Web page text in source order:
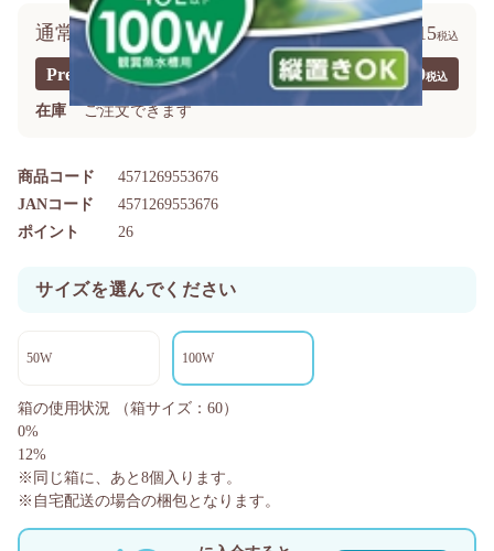
Premium40価格 ? ￥1,749
通常価格 ￥2,915
在庫 ご注文できます
商品コード 4571269553676
ポイント 26
JANコード 4571269553676
サイズを選んでください
50W 100W
箱の使用状況
（箱サイズ：60）
0%
12%
※同じ箱に、あと 8個入ります。
※自宅配送の場合の梱包となります。